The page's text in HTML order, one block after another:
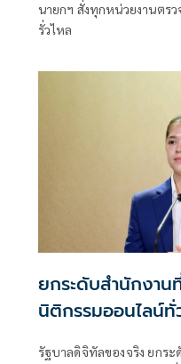
นายกฯ สั่งทุกหน่วยงานตร
รั่วไหล
ยกระดับสำนักงาน
นิติกรรมออนไลน์ทั่
รัฐบาลดิจิทัลของจริง ยกร